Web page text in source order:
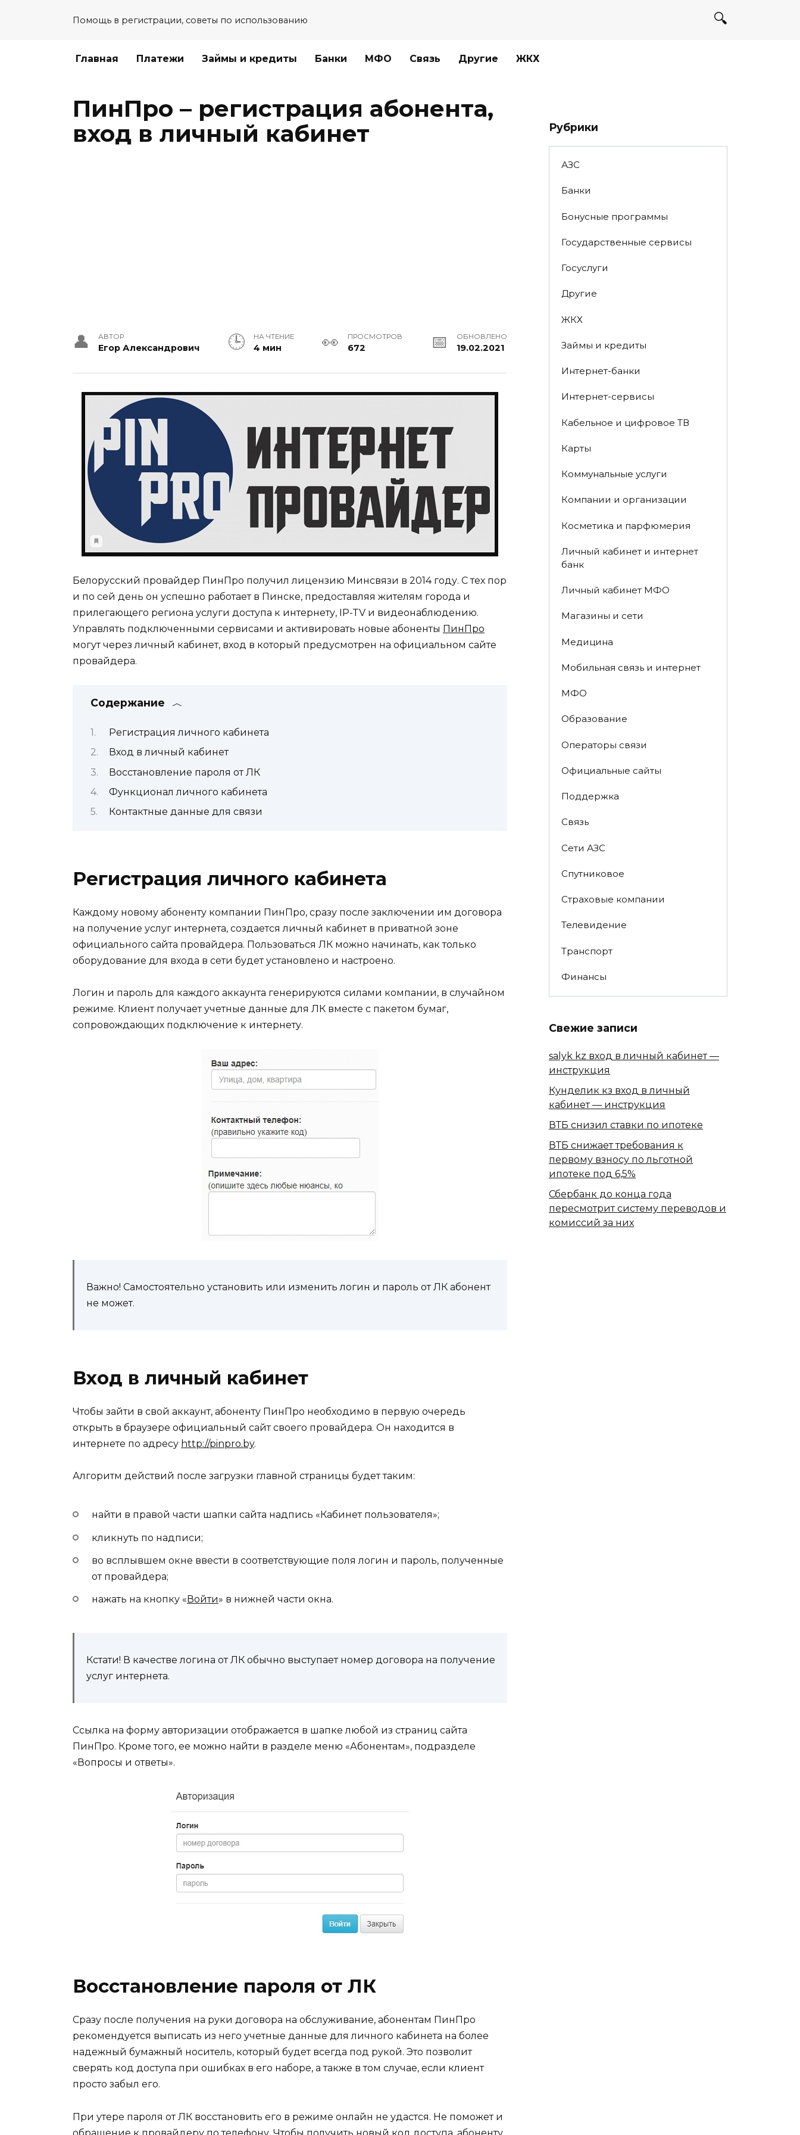
Помощь в регистрации, советы по использованию
Главная Платежи Займы и кредиты Банки МФО Связь Другие ЖКХ
ПинПро – регистрация абонента,
вход в личный кабинет
АВТОР
Егор Александрович
НА ЧТЕНИЕ
4 мин
ПРОСМОТРОВ
672
ОБНОВЛЕНО
19.02.2021
Белорусский провайдер ПинПро получил лицензию Минсвязи в 2014 году. С тех пор
и по сей день он успешно работает в Пинске, предоставляя жителям города и
прилегающего региона услуги доступа к интернету, IP-TV и видеонаблюдению.
Управлять подключенными сервисами и активировать новые абоненты ПинПро
могут через личный кабинет, вход в который предусмотрен на официальном сайте
провайдера.
Содержание
Регистрация личного кабинета
Вход в личный кабинет
Восстановление пароля от ЛК
Функционал личного кабинета
Контактные данные для связи
Регистрация личного кабинета
Каждому новому абоненту компании ПинПро, сразу после заключении им договора
на получение услуг интернета, создается личный кабинет в приватной зоне
официального сайта провайдера. Пользоваться ЛК можно начинать, как только
оборудование для входа в сети будет установлено и настроено.
Логин и пароль для каждого аккаунта генерируются силами компании, в случайном
режиме. Клиент получает учетные данные для ЛК вместе с пакетом бумаг,
сопровождающих подключение к интернету.
Важно! Самостоятельно установить или изменить логин и пароль от ЛК абонент
не может.
Вход в личный кабинет
Чтобы зайти в свой аккаунт, абоненту ПинПро необходимо в первую очередь
открыть в браузере официальный сайт своего провайдера. Он находится в
интернете по адресу http://pinpro.by.
Алгоритм действий после загрузки главной страницы будет таким:
найти в правой части шапки сайта надпись «Кабинет пользователя»;
кликнуть по надписи;
во всплывшем окне ввести в соответствующие поля логин и пароль, полученные
от провайдера;
нажать на кнопку «Войти» в нижней части окна.
Кстати! В качестве логина от ЛК обычно выступает номер договора на получение
услуг интернета.
Ссылка на форму авторизации отображается в шапке любой из страниц сайта
ПинПро. Кроме того, ее можно найти в разделе меню «Абонентам», подразделе
«Вопросы и ответы».
Восстановление пароля от ЛК
Сразу после получения на руки договора на обслуживание, абонентам ПинПро
рекомендуется выписать из него учетные данные для личного кабинета на более
надежный бумажный носитель, который будет всегда под рукой. Это позволит
сверять код доступа при ошибках в его наборе, а также в том случае, если клиент
просто забыл его.
При утере пароля от ЛК восстановить его в режиме онлайн не удастся. Не поможет и
обращение к провайдеру по телефону. Чтобы получить новый код доступа, абоненту
Рубрики
АЗС
Банки
Бонусные программы
Государственные сервисы
Госуслуги
Другие
ЖКХ
Займы и кредиты
Интернет-банки
Интернет-сервисы
Кабельное и цифровое ТВ
Карты
Коммунальные услуги
Компании и организации
Косметика и парфюмерия
Личный кабинет и интернет
банк
Личный кабинет МФО
Магазины и сети
Медицина
Мобильная связь и интернет
МФО
Образование
Операторы связи
Официальные сайты
Поддержка
Связь
Сети АЗС
Спутниковое
Страховые компании
Телевидение
Транспорт
Финансы
Свежие записи
salyk kz вход в личный кабинет —
инструкция
Кунделик кз вход в личный
кабинет — инструкция
ВТБ снизил ставки по ипотеке
ВТБ снижает требования к
первому взносу по льготной
ипотеке под 6,5%
Сбербанк​ до конца года
пересмотрит систему переводов и
комиссий за них